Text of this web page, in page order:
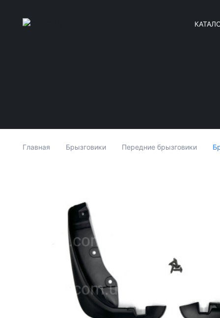
Главная Брызговики Передние брызговики